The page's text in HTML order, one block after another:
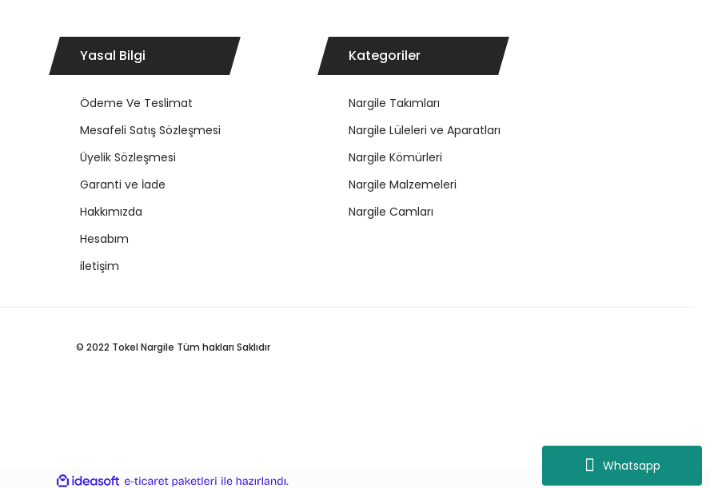
Whatsapp
Yasal Bilgi
Ödeme Ve Teslimat
Mesafeli Satış Sözleşmesi
Üyelik Sözleşmesi
Garanti ve İade
Hakkımızda
Hesabım
iletişim
Kategoriler
Nargile Takımları
Nargile Lüleleri ve Aparatları
Nargile Kömürleri
Nargile Malzemeleri
Nargile Camları
© 2022 Tokel Nargile Tüm hakları Saklıdır
ideasoft e-